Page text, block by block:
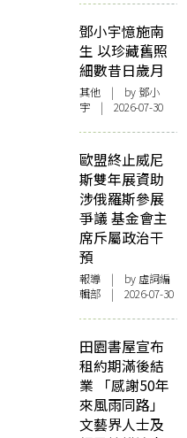
鄧小宇憶施南
生 以珍藏舊照
細數昔日歲月
其他 | by 鄧小
宇 | 2026-07-30
歐盟終止威尼
斯雙年展資助
涉俄羅斯參展
爭議 基金會主
席斥屬政治干
預
報導 | by 虛詞編
輯部 | 2026-07-30
田園書屋宣布
租約期滿後結
業 「感謝50年
來風雨同路」
文藝界人士及